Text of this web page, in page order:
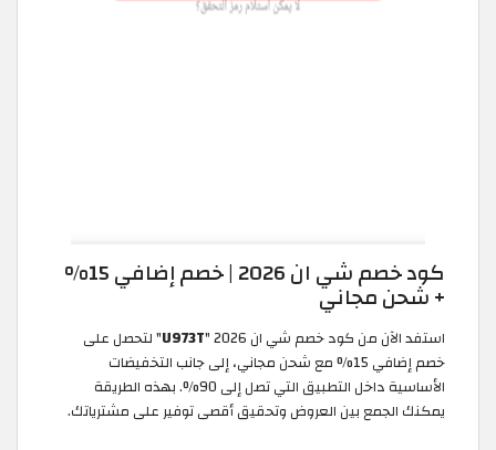
كود خصم شي ان 2026 | خصم إضافي 15%
+ شحن مجاني
استفد الآن من كود خصم شي ان 2026 " U973T" لتحصل على
خصم إضافي 15% مع شحن مجاني، إلى جانب التخفيضات
الأساسية داخل التطبيق التي تصل إلى 90%. بهذه الطريقة
يمكنك الجمع بين العروض وتحقيق أقصى توفير على مشترياتك.